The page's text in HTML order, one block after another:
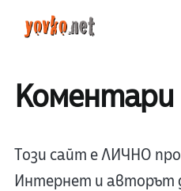
Коментари
Tози сайт е ЛИЧНО
Интернет и авторът